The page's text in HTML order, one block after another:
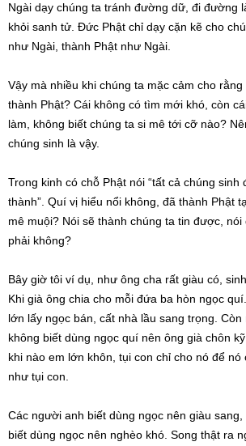
Ngài dạy chúng ta tránh đường dữ, đi đường
khỏi sanh tử. Đức Phật chỉ dạy cặn kẽ cho
như Ngài, thành Phật như Ngài.
Vậy mà nhiều khi chúng ta mặc cảm cho
thành Phật? Cái không có tìm mới khó, còn
làm, không biết chúng ta si mê tới cỡ nào?
chúng sinh là vậy.
Trong kinh có chỗ Phật nói “tất cả chúng sinh
thành”. Quí vị hiểu nổi không, đã thành Phật
mê muội? Nói sẽ thành chúng ta tin được, nói
phải không?
Bây giờ tôi ví dụ, như ông cha rất giàu có,
Khi già ông chia cho mỗi đứa ba hòn ngọc
lớn lấy ngọc bán, cất nhà lầu sang trọng. Còn
không biết dùng ngọc quí nên ông già chôn
khi nào em lớn khôn, tụi con chỉ cho nó để
như tụi con.
Các người anh biết dùng ngọc nên giàu
biết dùng ngọc nên nghèo khó. Song thật ra